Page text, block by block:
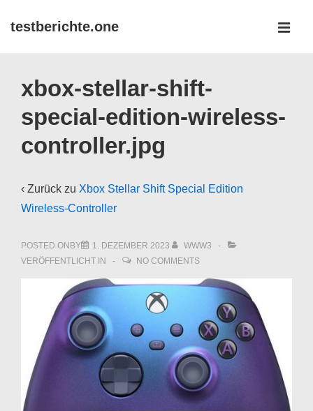
Zumtestberichte.one
Navigation
xbox-stellar-shift-
special-edition-wireless-
controller.jpg
‹ Zurück zu Xbox Stellar Shift Special Edition
Wireless-Controller
POSTED ONBY 1. DEZEMBER 2023
WWW3
VERÖFFENTLICHT IN
NO COMMENTS